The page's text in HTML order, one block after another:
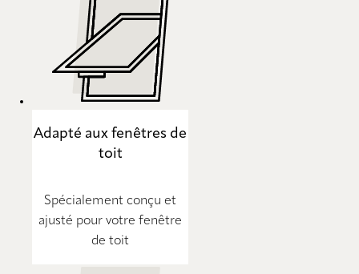
Adapté aux fenêtres de
toit
Spécialement conçu et
ajusté pour votre fenêtre
de toit